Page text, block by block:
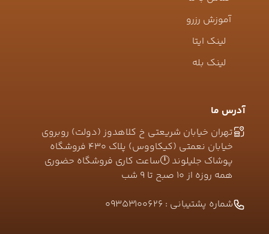
آموزش رزرو
لینک ایتا
لینک بله
آدرس ما
تهران خیابان شریعتی خ کلاهدوز (دولت) روبروی
خیابان نعمتی (کیکاووس) پلاک ۴۳۰ فروشگاه
پوشاک جلیلوند 🕛ساعت کاری فروشگاه حضوری
همه روزه از ۱۰ صبح تا ۹ شب
شماره پشتیبانی : 09353100626